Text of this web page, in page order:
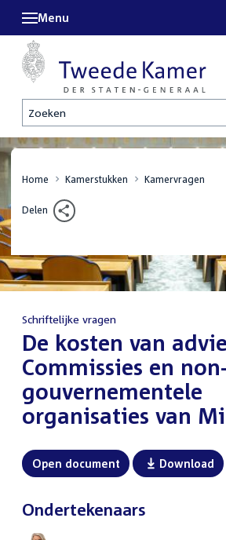
Zoeken
Menu
Home Kamerstukken Kamervragen
Delen
Schriftelijke vragen
:De kosten van
Commissies en non-
gouvernementele
organisaties van
Open document Download
Ondertekenaars